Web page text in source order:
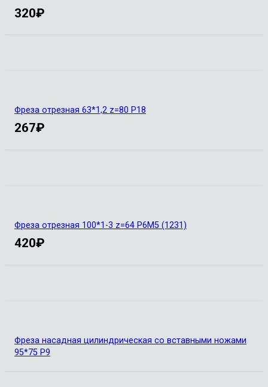
320₽
Фреза отрезная 63*1,2 z=80 Р18
267₽
Фреза отрезная 100*1-3 z=64 Р6М5 (1231)
420₽
Фреза насадная цилиндрическая со вставными ножами
95*75 Р9